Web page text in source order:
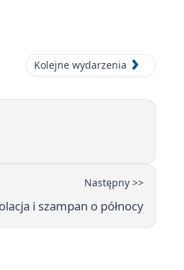
Kolejne wydarzenia
Następny >>
i szampan o północy